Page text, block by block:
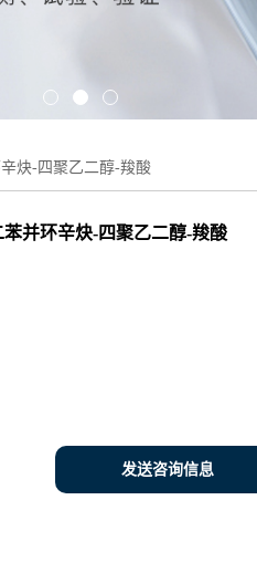
炔-四聚乙二醇-羧酸
并环辛炔-四聚乙二醇-羧酸
发送咨询信息